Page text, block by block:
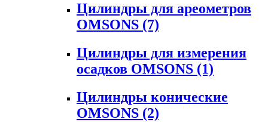
Цилиндры для ареометров
OMSONS (7)
Цилиндры для измерения
осадков OMSONS (1)
Цилиндры конические
OMSONS (2)